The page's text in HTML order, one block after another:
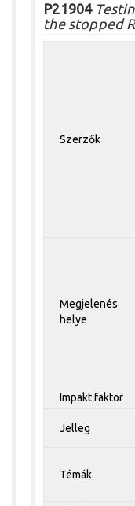
P21904
the stopped
Szerzők
Megjelenés
helye
Impakt faktor
Jelleg
Témák